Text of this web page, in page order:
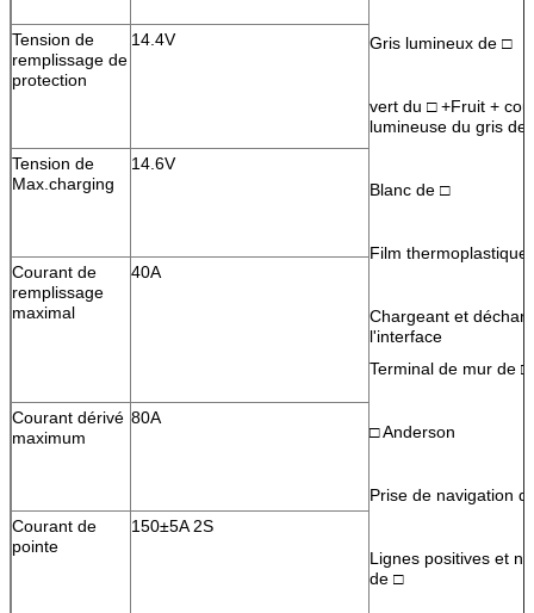
Gris lumineux de □
vert du □ +Fruit +
lumineuse du gris
Blanc de □
Film thermoplastique
Chargeant et
l'interface
Terminal de mur de □
□ Anderson
Prise de navigation
Lignes positives et
de □
Tension de
remplissage de
protection
14.4V
Tension de
Max.charging
14.6V
Courant de
remplissage
maximal
40A
Courant dérivé
maximum
80A
Courant de
pointe
150±5A 2S